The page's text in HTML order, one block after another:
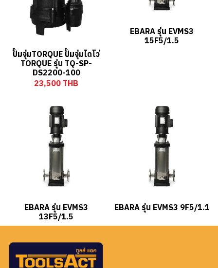
ปั๊มจุ่มTORQUE ปั๊มจุ่มไดโว่
TORQUE รุ่น TQ-SP-
DS2200-100
23,500 THB
EBARA รุ่น EVMS3
15F5/1.5
EBARA รุ่น EVMS3
13F5/1.5
EBARA รุ่น EVMS3 9F5/1.1